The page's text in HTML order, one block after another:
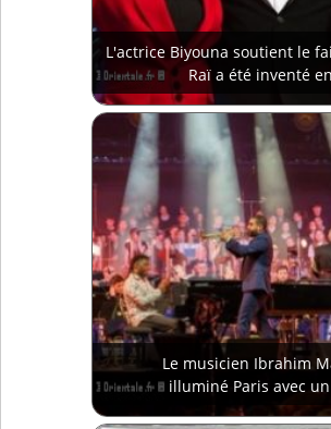
L'actrice Biyouna soutient le
Raï a été inventé
Le musicien Ibrahim
illuminé Paris avec